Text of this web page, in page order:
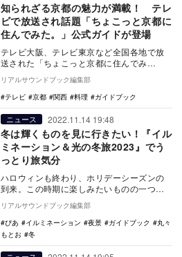
知られざる京都の魅力が満載！ テレ
ビで放送され話題「ちょこっと京都に
住んでみた。」公式ガイドが登場
テレビ大阪、テレビ東京など全国各地で放
送された「ちょこっと京都に住んでみ
た。」を元に、名所を掲載した書籍『ちょ
こっと京都に住んで…
リアルサウンドブック編集部
テレビ
京都 関西 料理 ガイドブック
ニュース 2022.11.14 19:48
冬は輝くものを見に行きたい！『イル
ミネーション＆光の冬旅2023』でう
っとり旅気分
ハロウィンも終わり、ホリデーシーズンの
到来。この時期に楽しみたいものの一つと
してイルミネーションがあげられるだろ
う。全国の見どこ…
リアルサウンドブック編集部
ぴあ
イルミネーション 夜景 ガイドブック
丸々
もとお
冬